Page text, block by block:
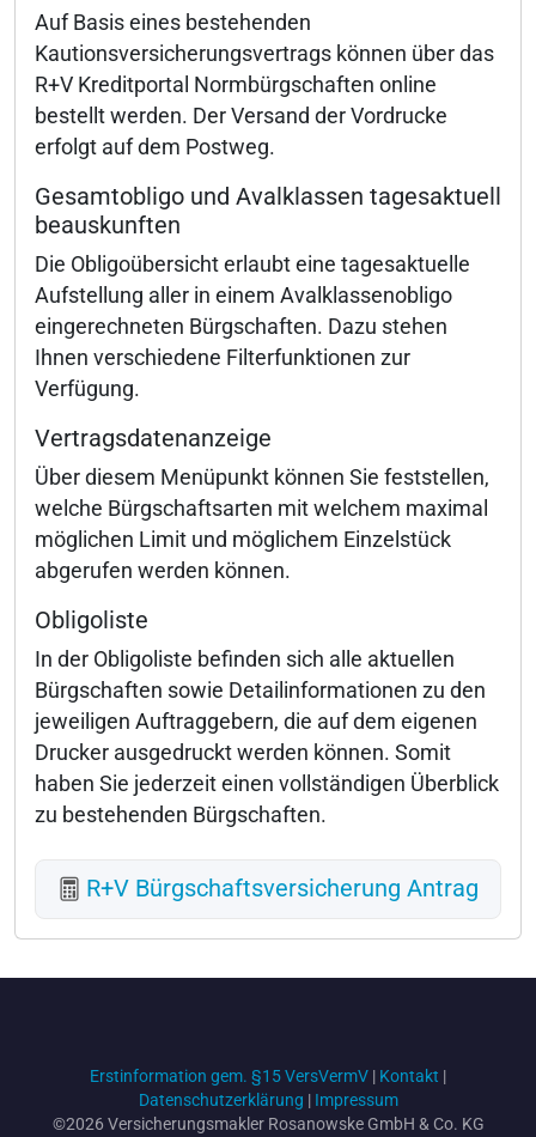
Auf Basis eines bestehenden
Kautionsversicherungsvertrags können über das
R+V Kreditportal Normbürgschaften online
bestellt werden. Der Versand der Vordrucke
erfolgt auf dem Postweg.
Gesamtobligo und Avalklassen tagesaktuell
beauskunften
Die Obligoübersicht erlaubt eine tagesaktuelle
Aufstellung aller in einem Avalklassenobligo
eingerechneten Bürgschaften. Dazu stehen
Ihnen verschiedene Filterfunktionen zur
Verfügung.
Vertragsdatenanzeige
Über diesem Menüpunkt können Sie feststellen,
welche Bürgschaftsarten mit welchem maximal
möglichen Limit und möglichem Einzelstück
abgerufen werden können.
Obligoliste
In der Obligoliste befinden sich alle aktuellen
Bürgschaften sowie Detailinformationen zu den
jeweiligen Auftraggebern, die auf dem eigenen
Drucker ausgedruckt werden können. Somit
haben Sie jederzeit einen vollständigen Überblick
zu bestehenden Bürgschaften.
R+V Bürgschaftsversicherung Antrag
Erstinformation gem. §15 VersVermV | Kontakt |
Datenschutzerklärung | Impressum
©2026 Versicherungsmakler Rosanowske GmbH & Co. KG